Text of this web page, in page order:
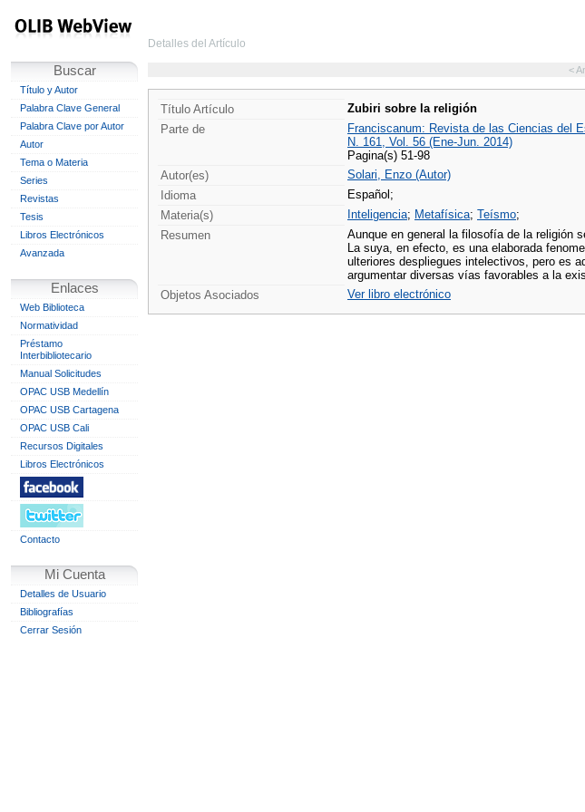
Buscar
Título y Autor
Palabra Clave General
Palabra Clave por Autor
Autor
Tema o Materia
Series
Revistas
Tesis
Libros Electrónicos
Avanzada
Enlaces
Web Biblioteca
Normatividad
Préstamo
Interbibliotecario
Manual Solicitudes
OPAC USB Medellín
OPAC USB Cartagena
OPAC USB Cali
Recursos Digitales
Libros Electrónicos
Contacto
Mi Cuenta
Detalles de Usuario
Bibliografías
Cerrar Sesión
Detalles del Artículo
<
Título Artículo Zubiri sobre la religión
Parte de
Franciscanum: Revista de las Ciencias del
N. 161, Vol. 56 (Ene-Jun. 2014)
Pagina(s) 51-98
Autor(es)
Solari, Enzo (Autor)
Idioma
Español;
Materia(s)
Inteligencia; Metafísica; Teísmo;
Resumen
Aunque en general la filosofía de la religión
La suya, en efecto, es una elaborada
ulteriores despliegues intelectivos, pero es
argumentar diversas vías favorables a la
Objetos Asociados
Ver libro electrónico